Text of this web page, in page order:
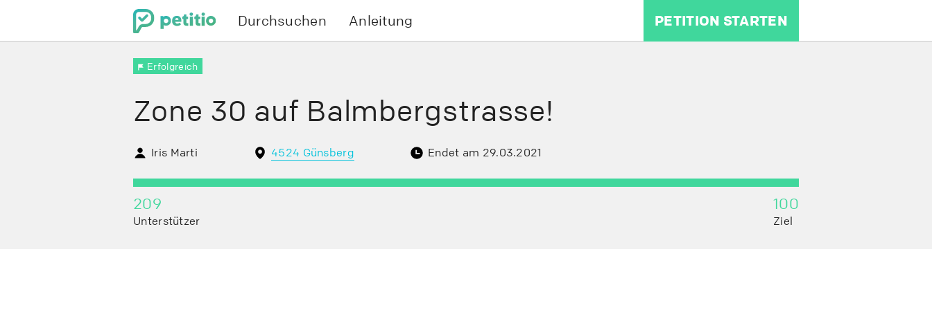
Menu Durchsuchen Anleitung PETITION STARTEN
Erfolgreich
Zone 30 auf Balmbergstrasse!
Iris Marti 4524 Günsberg Endet am 29.03.2021
209
Unterstützer
100
Ziel
0